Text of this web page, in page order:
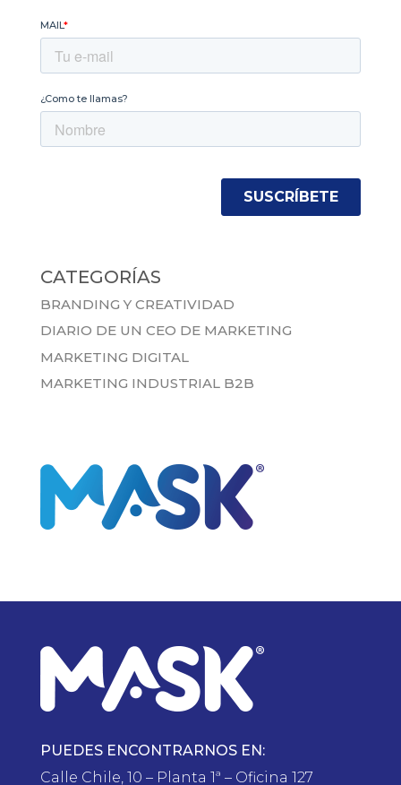
CATEGORÍAS
BRANDING Y CREATIVIDAD
DIARIO DE UN CEO DE MARKETING
MARKETING DIGITAL
MARKETING INDUSTRIAL B2B
PUEDES ENCONTRARNOS EN:
Calle Chile, 10 – Planta 1ª – Oficina 127